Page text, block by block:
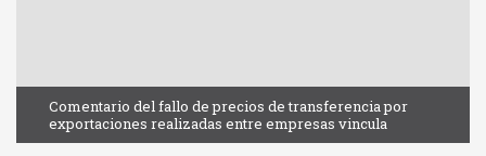
Comentario del fallo de precios de transferencia por
exportaciones realizadas entre empresas vincula